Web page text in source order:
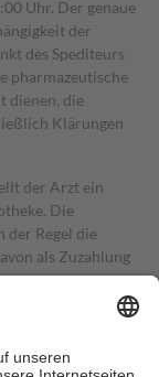
Uhr. Der genaue
der
des Spediteurs
pharmazeutische
dienen, die
Klärungen
der Arzt ein
Die
der Regel die
als Zuzahlung
von zehn
die tatsächlichen